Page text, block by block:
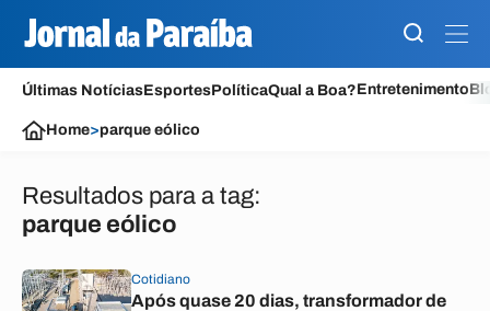
Últimas NotíciasEsportesPolíticaQual a Boa?Entretenimento
Home>parque eólico
Resultados para a tag:
parque eólico
Cotidiano
Após quase 20 dias, transformador de